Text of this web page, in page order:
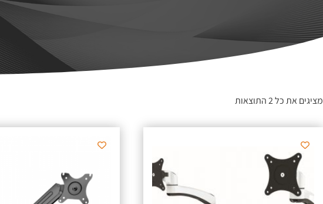
מציגים את כל ⁦2⁩ התוצאות